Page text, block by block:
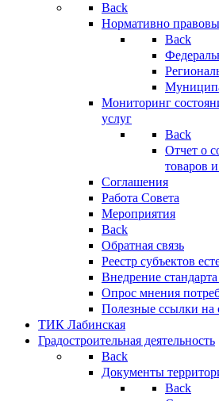
Back
Нормативно
Back
Мониторинг
услуг
Back
Отчет о
товаров
Соглашения
Работа Совета
Мероприятия
Back
Обратная связь
Реестр субъектов
Внедрение
Опрос мнения
Полезные ссылки
ТИК Лабинская
Градостроительная деятельность
Back
Документы
Back